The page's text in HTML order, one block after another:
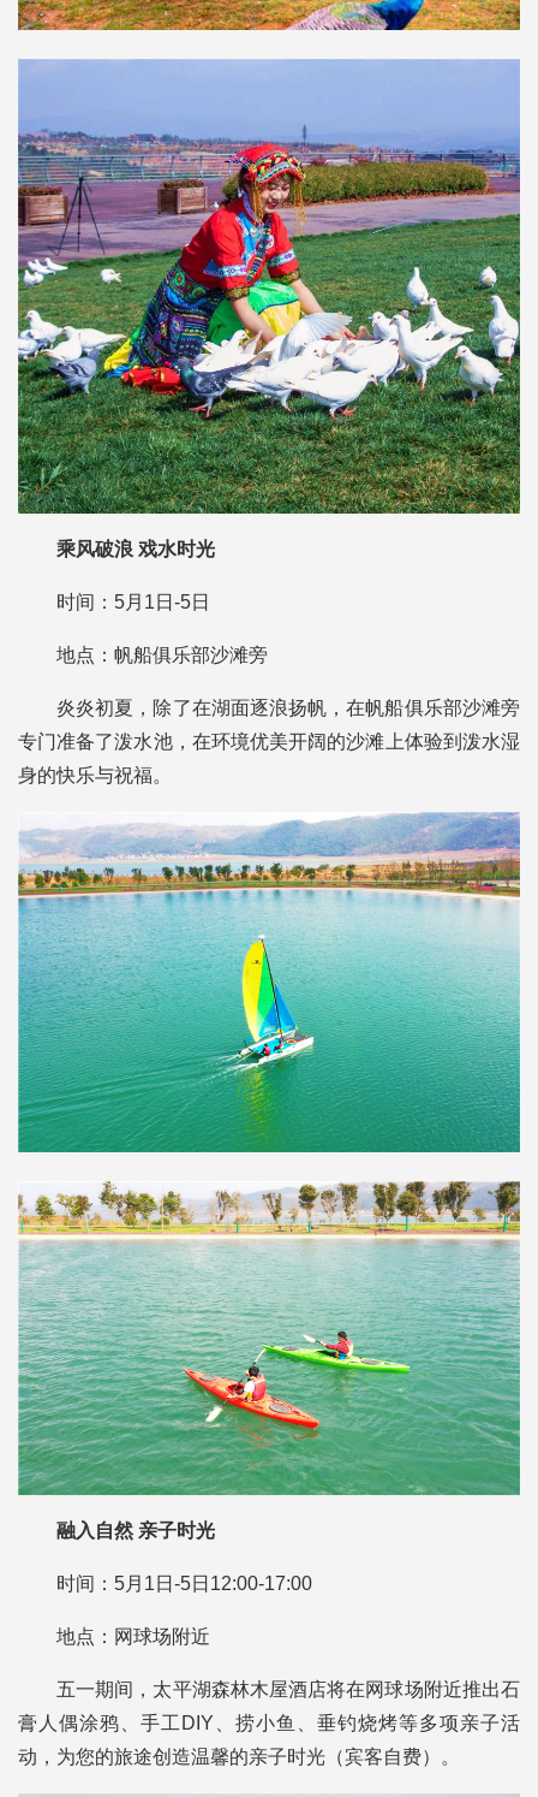
乘风破浪 戏水时光
时间：5月1日-5日
地点：帆船俱乐部沙滩旁
炎炎初夏，除了在湖面逐浪扬帆，在帆船俱乐部沙滩旁
专门准备了泼水池，在环境优美开阔的沙滩上体验到泼水湿
身的快乐与祝福。
融入自然 亲子时光
时间：5月1日-5日12:00-17:00
地点：网球场附近
五一期间，太平湖森林木屋酒店将在网球场附近推出石
膏人偶涂鸦、手工DIY、捞小鱼、垂钓烧烤等多项亲子活
动，为您的旅途创造温馨的亲子时光（宾客自费）。